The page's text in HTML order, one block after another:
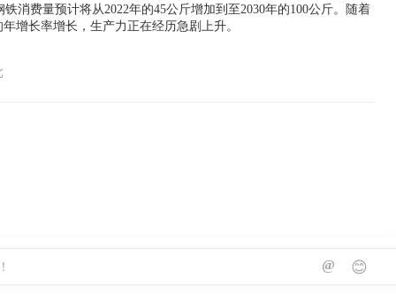
铁消费量预计将从2022年的45公斤增加到至2030年的100公斤。随着
增长率增长，生产力正在经历急剧上升。
@ 😊